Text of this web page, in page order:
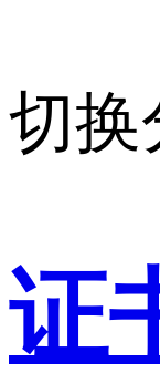
切换
证